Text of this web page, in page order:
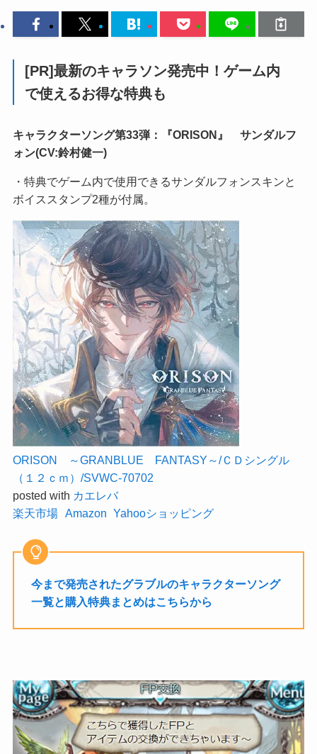
[PR]最新のキャラソン発売中！ゲーム内
で使えるお得な特典も
キャラクターソング第33弾：『ORISON』 サンダルフ
ォン(CV:鈴村健一)
・特典でゲーム内で使用できるサンダルフォンスキンと
ボイススタンプ2種が付属。
ORISON ～GRANBLUE FANTASY～/ＣＤシングル
（１２ｃｍ）/SVWC-70702
posted with カエレバ
楽天市場 Amazon Yahooショッピング
今まで発売されたグラブルのキャラクターソング
一覧と購入特典まとめはこちらから